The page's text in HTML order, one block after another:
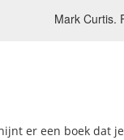
Mark Curtis.
er een boek dat